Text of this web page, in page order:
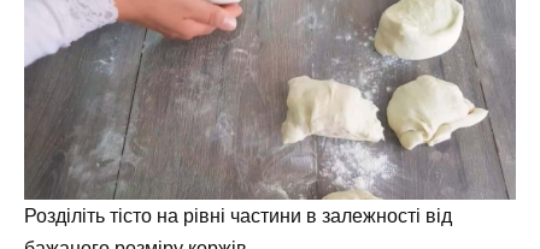
Розділіть тісто на рівні частини в залежності від